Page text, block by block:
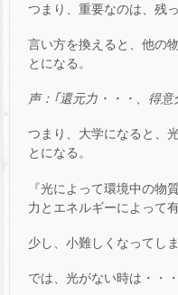
つまり、重要なのは、残
言い方を換えると、他の
とになる。
声：｢還元力・・・、得
つまり、大学になると、
とになる。
『光によって環境中の物
力とエネルギーによって
少し、小難しくなってし
では、光がない時は・・